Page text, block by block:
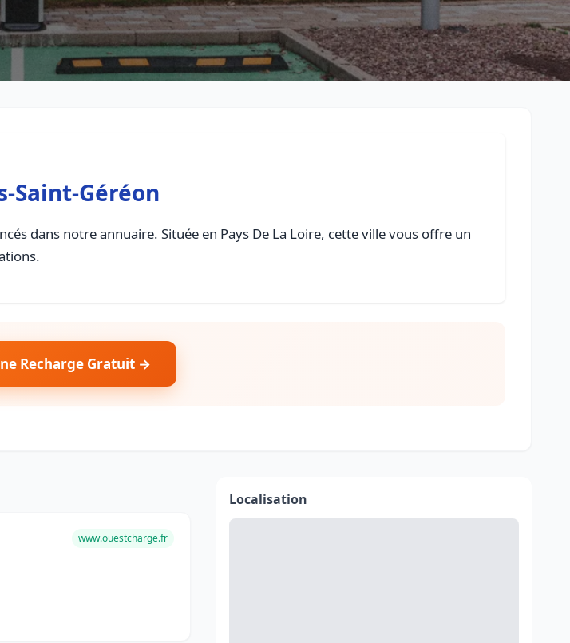
Saint-Géréon
dans notre annuaire. Située en Pays De La Loire, cette ville vous offre un
Recharge Gratuit →
www.ouestcharge.fr
Localisation